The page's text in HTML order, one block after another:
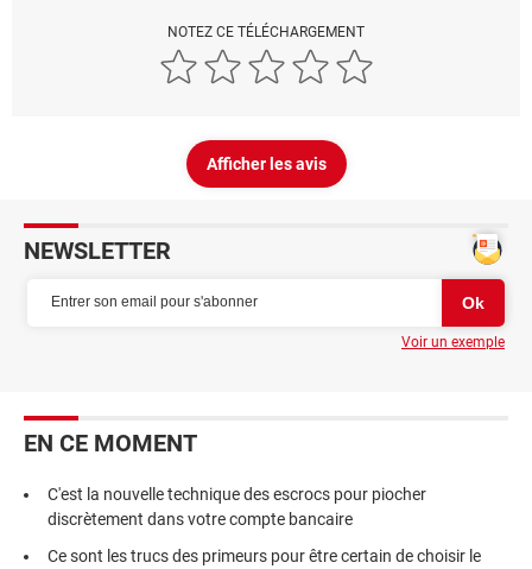
NOTEZ CE TÉLÉCHARGEMENT
Afficher les avis
NEWSLETTER
Voir un exemple
EN CE MOMENT
C'est la nouvelle technique des escrocs pour piocher
discrètement dans votre compte bancaire
Ce sont les trucs des primeurs pour être certain de choisir le